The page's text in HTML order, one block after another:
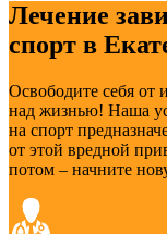
Лечение
спорт в
Освободите себя от
над жизнью! Наша
на спорт
от этой вредной
потом – начните